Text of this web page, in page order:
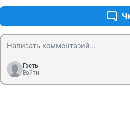
Гость
Войти